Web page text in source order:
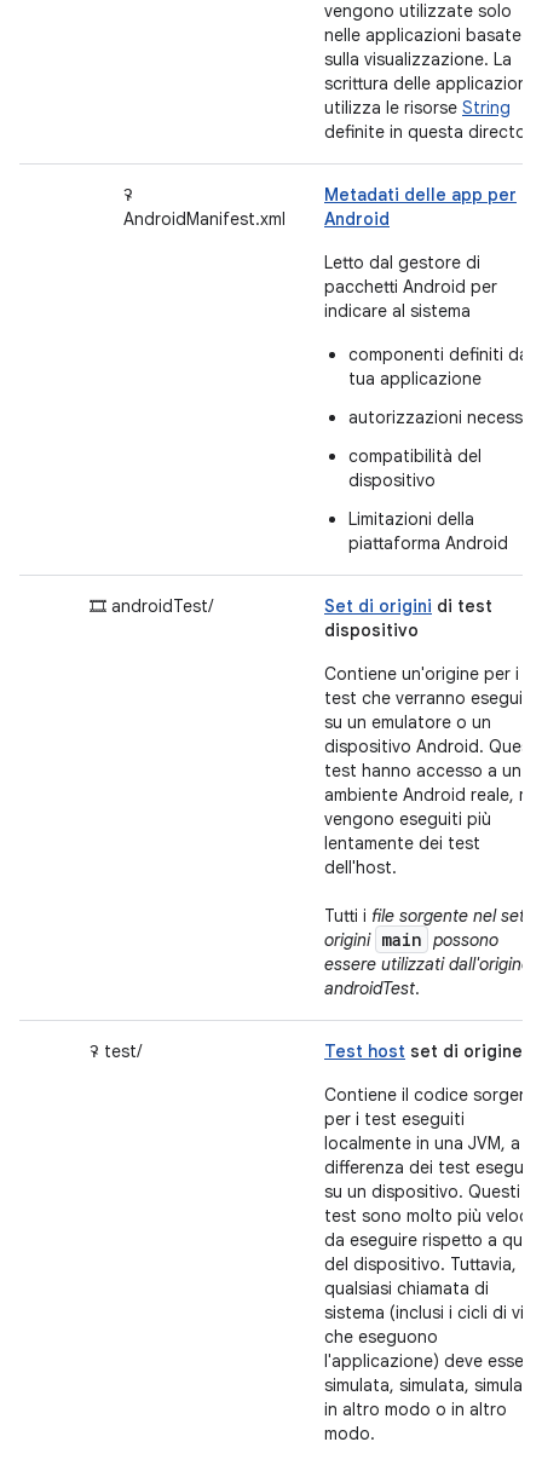
vengono utilizzate solo
nelle applicazioni basate
sulla visualizzazione. La
scrittura delle applicazioni
utilizza le risorse String
definite in questa
ꛭ
AndroidManifest.xml
Metadati delle app per
Android
Letto dal gestore di
pacchetti Android per
indicare al sistema
componenti definiti
tua applicazione
autorizzazioni
compatibilità del
dispositivo
Limitazioni della
piattaforma Android
🎞 androidTest/ Set di origini di test
dispositivo
Contiene un'origine per i
test che verranno eseguiti
su un emulatore o un
dispositivo Android. Questi
test hanno accesso a un
ambiente Android reale, ma
vengono eseguiti più
lentamente dei test
dell'host.
Tutti i file sorgente nel set di
origini main possono
essere utilizzati dall'origine
androidTest.
ꛭ test/ Test host set di origine
Contiene il codice
per i test eseguiti
localmente in una JVM, a
differenza dei test eseguiti
su un dispositivo. Questi
test sono molto più veloci
da eseguire rispetto a quelli
del dispositivo. Tuttavia,
qualsiasi chiamata di
sistema (inclusi i cicli di vita
che eseguono
l'applicazione) deve essere
simulata, simulata, simulata
in altro modo o in altro
modo.